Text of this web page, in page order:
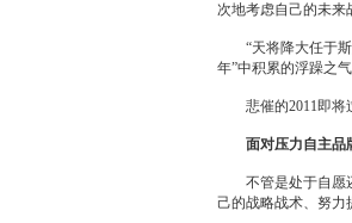
次地考虑自己的未来
“天将降大任于斯
年”中积累的浮躁之
悲催的2011即将
面对压力自主品
不管是处于自愿还
己的战略战术、努力